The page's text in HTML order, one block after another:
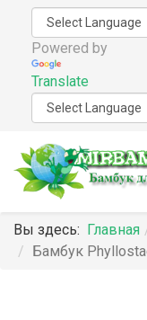
Powered by
Translate
Вы здесь: Главная
Бамбук